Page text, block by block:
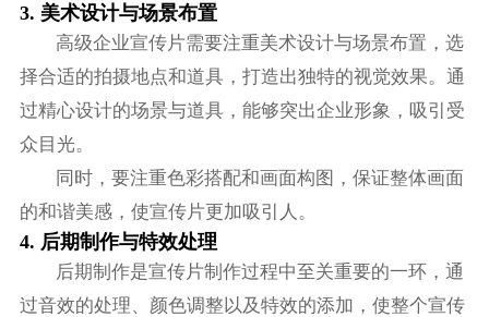
3. 美术设计与场景布置
高级企业宣传片需要注重美术设计与场景布置，选
择合适的拍摄地点和道具，打造出独特的视觉效果。通
过精心设计的场景与道具，能够突出企业形象，吸引受
众目光。
同时，要注重色彩搭配和画面构图，保证整体画面
的和谐美感，使宣传片更加吸引人。
4. 后期制作与特效处理
后期制作是宣传片制作过程中至关重要的一环，通
过音效的处理、颜色调整以及特效的添加，使整个宣传